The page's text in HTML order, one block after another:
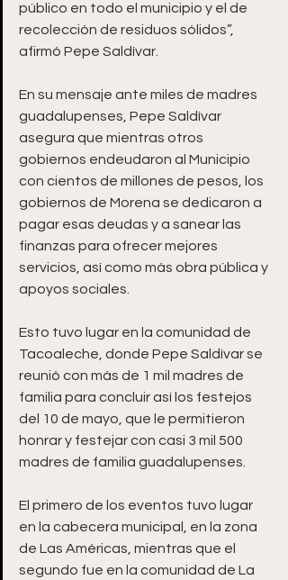
público en todo el municipio y el de
recolección de residuos sólidos”,
afirmó Pepe Saldívar.
En su mensaje ante miles de madres
guadalupenses, Pepe Saldívar
asegura que mientras otros
gobiernos endeudaron al Municipio
con cientos de millones de pesos, los
gobiernos de Morena se dedicaron a
pagar esas deudas y a sanear las
finanzas para ofrecer mejores
servicios, así como más obra pública y
apoyos sociales.
Esto tuvo lugar en la comunidad de
Tacoaleche, donde Pepe Saldívar se
reunió con más de 1 mil madres de
familia para concluir así los festejos
del 10 de mayo, que le permitieron
honrar y festejar con casi 3 mil 500
madres de familia guadalupenses.
El primero de los eventos tuvo lugar
en la cabecera municipal, en la zona
de Las Américas, mientras que el
segundo fue en la comunidad de La